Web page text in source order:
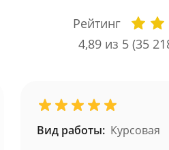
Рейтинг
4,89 из 5 (35
Вид работы: Курсовая